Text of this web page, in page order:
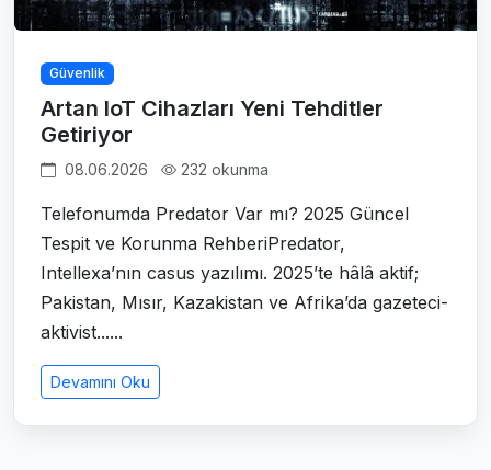
Güvenlik
Artan IoT Cihazları Yeni Tehditler
Getiriyor
08.06.2026 232 okunma
Telefonumda Predator Var mı? 2025 Güncel
Tespit ve Korunma RehberiPredator,
Intellexa’nın casus yazılımı. 2025’te hâlâ aktif;
Pakistan, Mısır, Kazakistan ve Afrika’da gazeteci-
aktivist......
Devamını Oku